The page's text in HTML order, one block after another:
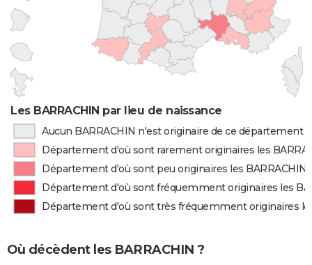
Les BARRACHIN par lieu de naissance
Aucun BARRACHIN n'est originaire de ce département
Département d'où sont rarement originaires les
Département d'où sont peu originaires les BARRACHIN
Département d'où sont fréquemment originaires les
Département d'où sont très fréquemment originaires
Où décèdent les BARRACHIN ?